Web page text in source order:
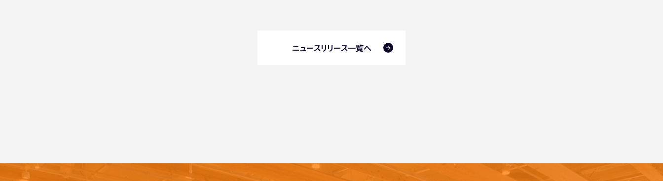
ニュースリリース一覧へ